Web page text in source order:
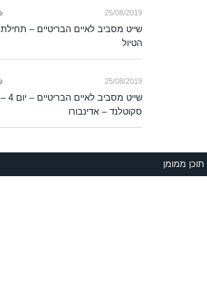
25/08/2019
שייט מסביב לאיים הבריטיים – תחילת
הטיול
25/08/2019
שייט מסביב לאיים הבריטיים – יום 4 –
סקוטלנד – אדינבורו
תוכן ממומן